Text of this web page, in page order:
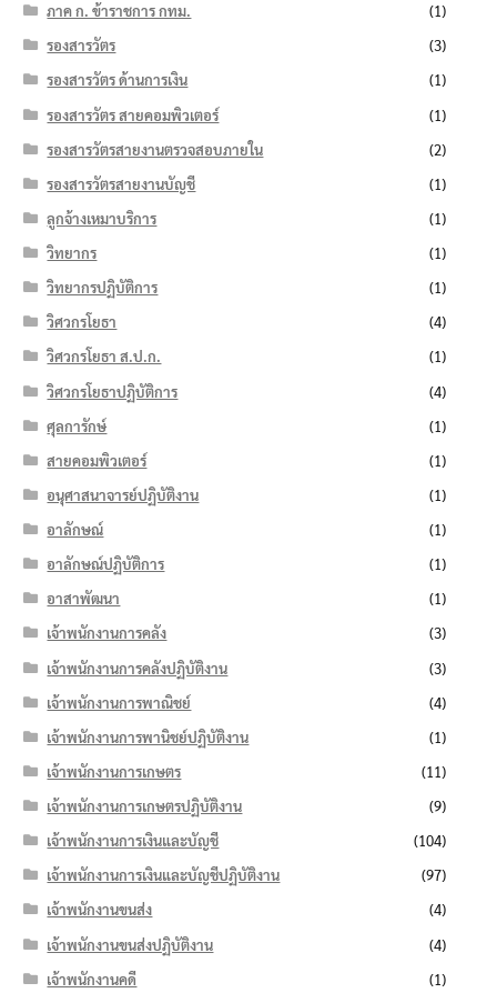
ภาค ก. ข้าราชการ กทม.
(1)
รองสารวัตร
(3)
รองสารวัตร ด้านการเงิน
(1)
รองสารวัตร สายคอมพิวเตอร์
(1)
รองสารวัตรสายงานตรวจสอบภายใน
(2)
รองสารวัตรสายงานบัญชี
(1)
ลูกจ้างเหมาบริการ
(1)
วิทยากร
(1)
วิทยากรปฏิบัติการ
(1)
วิศวกรโยธา
(4)
วิศวกรโยธา ส.ป.ก.
(1)
วิศวกรโยธาปฏิบัติการ
(4)
ศุลการักษ์
(1)
สายคอมพิวเตอร์
(1)
อนุศาสนาจารย์ปฏิบัติงาน
(1)
อาลักษณ์
(1)
อาลักษณ์ปฏิบัติการ
(1)
อาสาพัฒนา
(1)
เจ้าพนักงานการคลัง
(3)
เจ้าพนักงานการคลังปฏิบัติงาน
(3)
เจ้าพนักงานการพาณิชย์
(4)
เจ้าพนักงานการพานิชย์ปฏิบัติงาน
(1)
เจ้าพนักงานการเกษตร
(11)
เจ้าพนักงานการเกษตรปฏิบัติงาน
(9)
เจ้าพนักงานการเงินและบัญชี
(104)
เจ้าพนักงานการเงินและบัญชีปฏิบัติงาน
(97)
เจ้าพนักงานขนส่ง
(4)
เจ้าพนักงานขนส่งปฏิบัติงาน
(4)
เจ้าพนักงานคดี
(1)